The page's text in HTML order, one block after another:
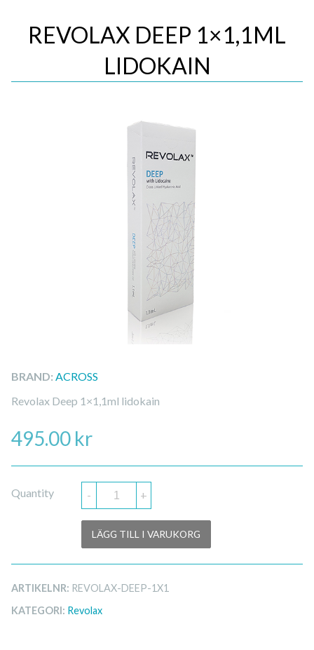
REVOLAX DEEP 1×1,1ML
LIDOKAIN
BRAND: ACROSS
Revolax Deep 1×1,1ml lidokain
495.00 kr
Quantity - +
LÄGG TILL I VARUKORG
ARTIKELNR: REVOLAX-DEEP-1X1
KATEGORI: Revolax